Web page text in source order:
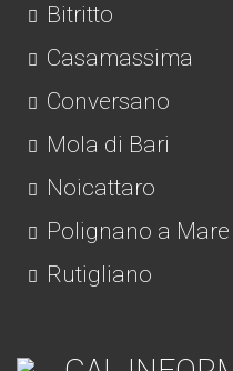
Bitritto
Casamassima
Conversano
Mola di Bari
Noicattaro
Polignano a Mare
Rutigliano